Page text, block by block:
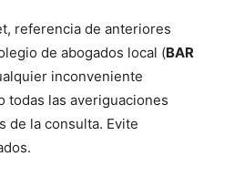
referencia de anteriores
de abogados local (BAR
inconveniente
todas las averiguaciones
de la consulta. Evite